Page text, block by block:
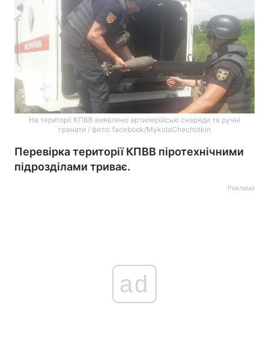
На території КПВВ виявлено артилерійські снаряди та ручні
гранати / фото: facebook/MykolaChechotkin
Перевірка території КПВВ піротехнічними
підрозділами триває.
Реклама
ad